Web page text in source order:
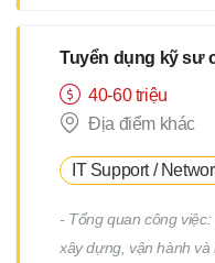
chính hoặc từng địa
(trong phạm vi 23 quận
Tokyo) *Việc chuyển
Tuyển dụng kỹ sư
40-60 triệu
Địa điểm khác
IT Support /
- Tổng quan công việc:
xây dựng, vận hành và